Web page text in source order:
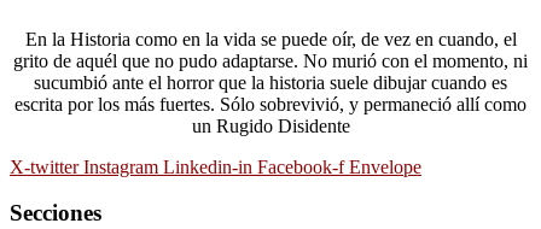
En la Historia como en la vida se puede oír, de vez en cuando, el
grito de aquél que no pudo adaptarse. No murió con el momento, ni
sucumbió ante el horror que la historia suele dibujar cuando es
escrita por los más fuertes. Sólo sobrevivió, y permaneció allí como
un Rugido Disidente
X-twitter Instagram Linkedin-in Facebook-f Envelope
Secciones